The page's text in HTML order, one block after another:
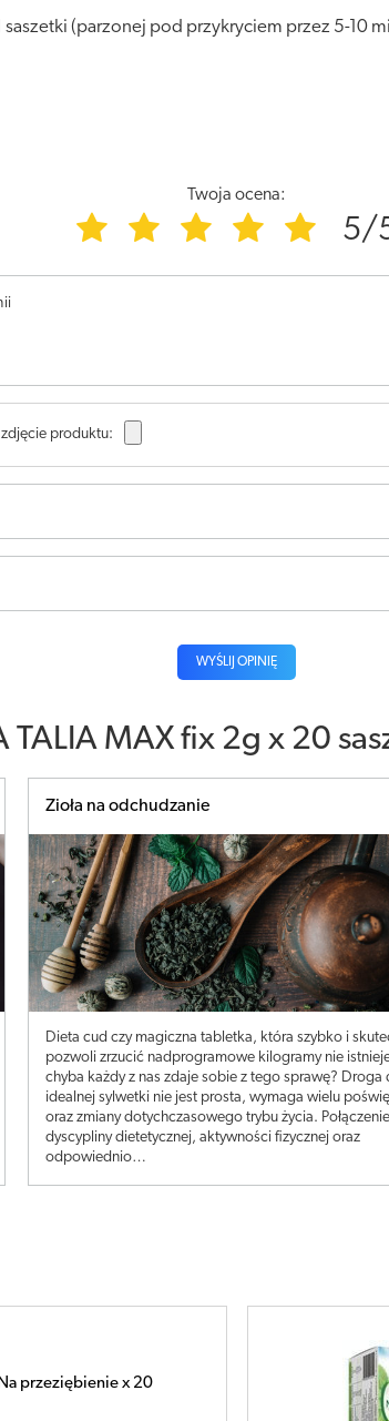
(parzonej pod przykryciem przez 5-
Twoja ocena:
5/
zdjęcie produktu:
WYŚLIJ OPINIĘ
TALIA MAX fix 2g x 20
Zioła na odchudzanie
Dieta cud czy magiczna tabletka, która szybko i
pozwoli zrzucić nadprogramowe kilogramy nie
chyba każdy z nas zdaje sobie z tego sprawę? Droga
idealnej sylwetki nie jest prosta, wymaga wielu
oraz zmiany dotychczasowego trybu życia. Połączenie
dyscypliny dietetycznej, aktywności fizycznej oraz
odpowiednio…
Herbatka fix Na drażliwość jelit x 20